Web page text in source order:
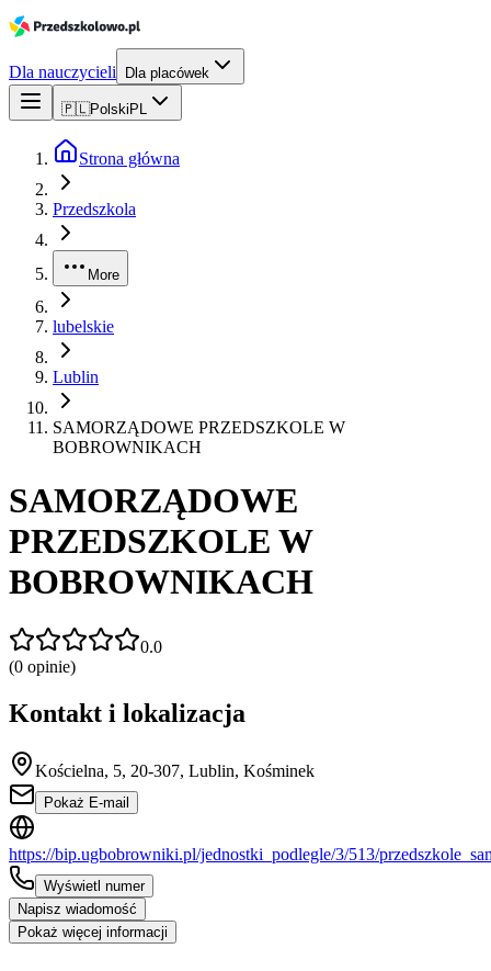
Dla nauczycieli Dla placówek
🇵🇱Polski PL
Strona główna
Przedszkola
More
lubelskie
Lublin
SAMORZĄDOWE PRZEDSZKOLE W
BOBROWNIKACH
SAMORZĄDOWE
PRZEDSZKOLE W
BOBROWNIKACH
0.0
(0 opinie)
Kontakt i lokalizacja
Kościelna, 5, 20-307, Lublin, Kośminek
Pokaż E-mail
https://bip.ugbobrowniki.pl/jednostki_podlegle/3/513/
Wyświetl numer
Napisz wiadomość
Pokaż więcej informacji